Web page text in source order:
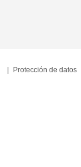
Protección de datos